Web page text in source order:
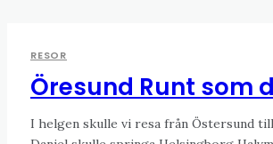
RESOR
Öresund Runt som
I helgen skulle vi resa från Östersund